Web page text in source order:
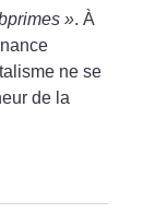
». À
ne se
de la